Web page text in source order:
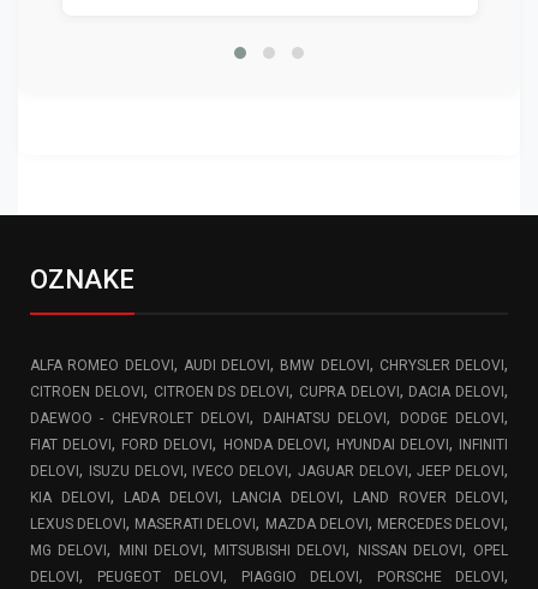
OZNAKE
ALFA ROMEO DELOVI , AUDI DELOVI , BMW DELOVI , CHRYSLER DELOVI ,
CITROEN DELOVI , CITROEN DS DELOVI , CUPRA DELOVI , DACIA DELOVI ,
DAEWOO - CHEVROLET DELOVI, DAIHATSU DELOVI, DODGE DELOVI,
FIAT DELOVI, FORD DELOVI, HONDA DELOVI , HYUNDAI DELOVI ,
INFINITI
DELOVI , ISUZU DELOVI , IVECO DELOVI , JAGUAR DELOVI ,JEEP DELOVI ,
KIA DELOVI , LADA DELOVI , LANCIA DELOVI , LAND ROVER DELOVI ,
LEXUS DELOVI, MASERATI DELOVI, MAZDA DELOVI , MERCEDES DELOVI,
MG DELOVI, MINI DELOVI , MITSUBISHI DELOVI, NISSAN DELOVI , OPEL
DELOVI , PEUGEOT DELOVI , PIAGGIO DELOVI , PORSCHE DELOVI ,